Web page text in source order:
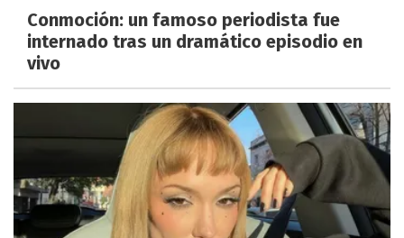
Conmoción: un famoso periodista fue
internado tras un dramático episodio en
vivo